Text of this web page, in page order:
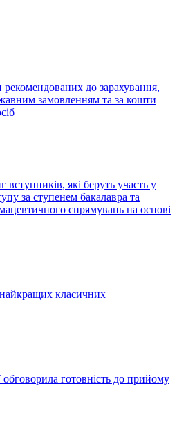
до зарахування,
замовленням та за кошти
які беруть участь у
за ступенем бакалавра та
спрямувань на основі
класичних
готовність до прийому